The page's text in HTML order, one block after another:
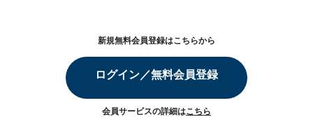
新規無料会員登録はこちらから
ログイン／無料会員登録
会員サービスの詳細はこちら